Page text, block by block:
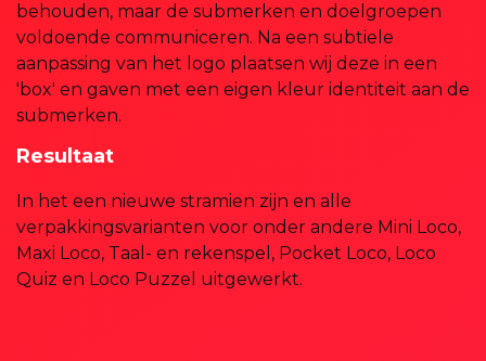
behouden, maar de submerken en doelgroepen
voldoende communiceren. Na een subtiele
aanpassing van het logo plaatsen wij deze in een
'box' en gaven met een eigen kleur identiteit aan de
submerken.
Resultaat
In het een nieuwe stramien zijn en alle
verpakkingsvarianten voor onder andere Mini Loco,
Maxi Loco, Taal- en rekenspel, Pocket Loco, Loco
Quiz en Loco Puzzel uitgewerkt.